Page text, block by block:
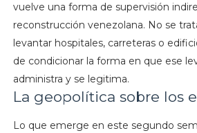
vuelve una forma de supervisión
reconstrucción venezolana. No se
levantar hospitales, carreteras o
de condicionar la forma en que ese
administra y se legitima.
La geopolítica sobre los
Lo que emerge en este segundo